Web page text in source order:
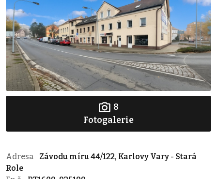
8
Fotogalerie
Adresa
Závodu míru 44/122, Karlovy Vary - Stará
Role